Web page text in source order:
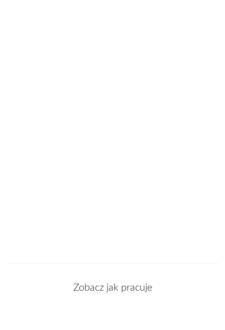
Zobacz jak pracuje